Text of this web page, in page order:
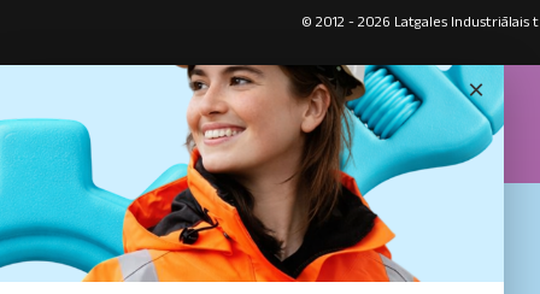
© 2012 - 2026 Latgales Industriālais
×